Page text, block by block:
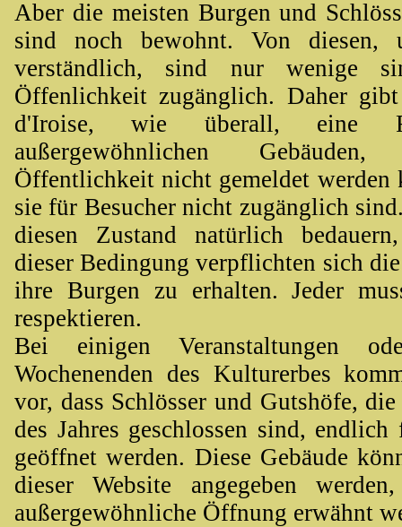
Aber die meisten Burgen und
sind noch bewohnt. Von diesen,
verständlich, sind nur wenige
Öffenlichkeit zugänglich. Daher
d'Iroise, wie überall, eine
außergewöhnlichen
Öffentlichkeit nicht gemeldet werden
sie für Besucher nicht zugänglich
diesen Zustand natürlich
dieser Bedingung verpflichten sich
ihre Burgen zu erhalten. Jeder
respektieren.
Bei einigen Veranstaltungen
Wochenenden des Kulturerbes
vor, dass Schlösser und Gutshöfe,
des Jahres geschlossen sind, endlich
geöffnet werden. Diese Gebäude
dieser Website angegeben
außergewöhnliche Öffnung erwähnt